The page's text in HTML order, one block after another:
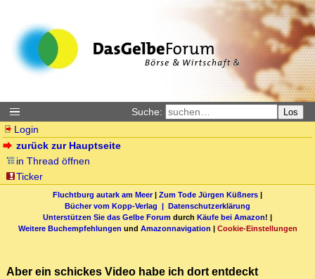
Suche: Los
Login
zurück zur Hauptseite
in Thread öffnen
Ticker
Fluchtburg autark am Meer| Zum Tode Jürgen Küßners |
Bücher vom Kopp-Verlag | Datenschutzerklärung
Unterstützen Sie das Gelbe Forum durch Käufe bei Amazon! |
Weitere Buchempfehlungen und Amazonnavigation | Cookie-Einstellungen
Aber ein schickes Video habe ich dort entdeckt